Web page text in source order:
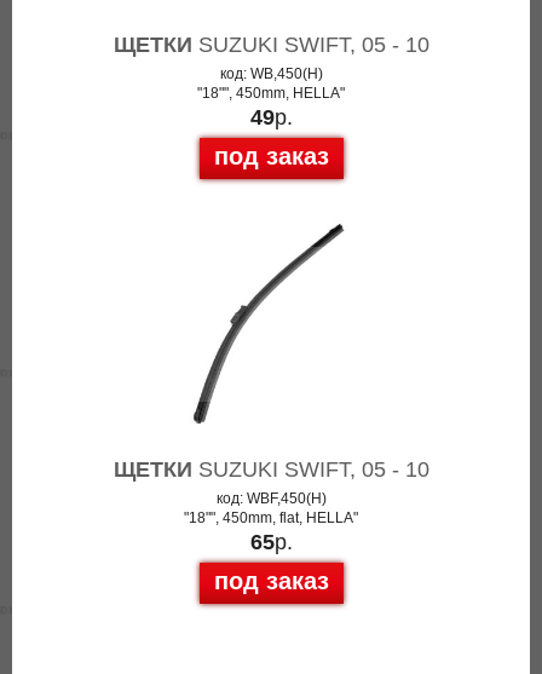
ЩЕТКИ SUZUKI SWIFT, 05 - 10
код: WB,450(H)
"18"", 450mm, HELLA"
49р.
под заказ
ЩЕТКИ SUZUKI SWIFT, 05 - 10
код: WBF,450(H)
"18"", 450mm, flat, HELLA"
65р.
под заказ